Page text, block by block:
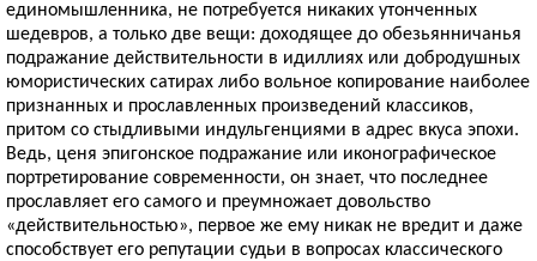
единомышленника, не потребуется никаких утонченных
шедевров, а только две вещи: доходящее до обезьянничанья
подражание действительности в идиллиях или добродушных
юмористических сатирах либо вольное копирование наиболее
признанных и прославленных произведений классиков,
притом со стыдливыми индульгенциями в адрес вкуса эпохи.
Ведь, ценя эпигонское подражание или иконографическое
портретирование современности, он знает, что последнее
прославляет его самого и преумножает довольство
«действительностью», первое же ему никак не вредит и даже
способствует его репутации судьи в вопросах классического